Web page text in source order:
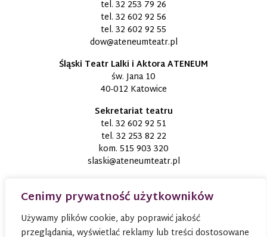
Cenimy prywatność użytkowników
Używamy plików cookie, aby poprawić jakość
przeglądania, wyświetlać reklamy lub treści dostosowane
tel. 32 253 79 26
tel. 32 602 92 56
tel. 32 602 92 55
dow@ateneumteatr.pl
Śląski Teatr Lalki i Aktora ATENEUM
św. Jana 10
40-012 Katowice
Sekretariat teatru
tel. 32 602 92 51
tel. 32 253 82 22
kom. 515 903 320
slaski@ateneumteatr.pl